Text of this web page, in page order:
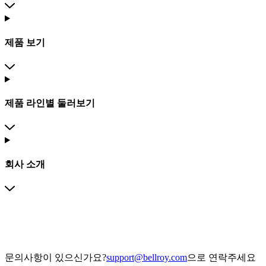
제품 보기
제품 라인별 둘러보기
회사 소개
문의사항이 있으신가요?support@bellroy.com으로 연락주세요